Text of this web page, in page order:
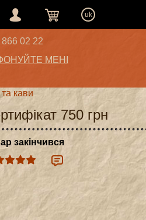
uk
02 22
МЕНІ
кави
750 грн
закінчився